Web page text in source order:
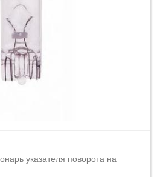
указателя поворота на